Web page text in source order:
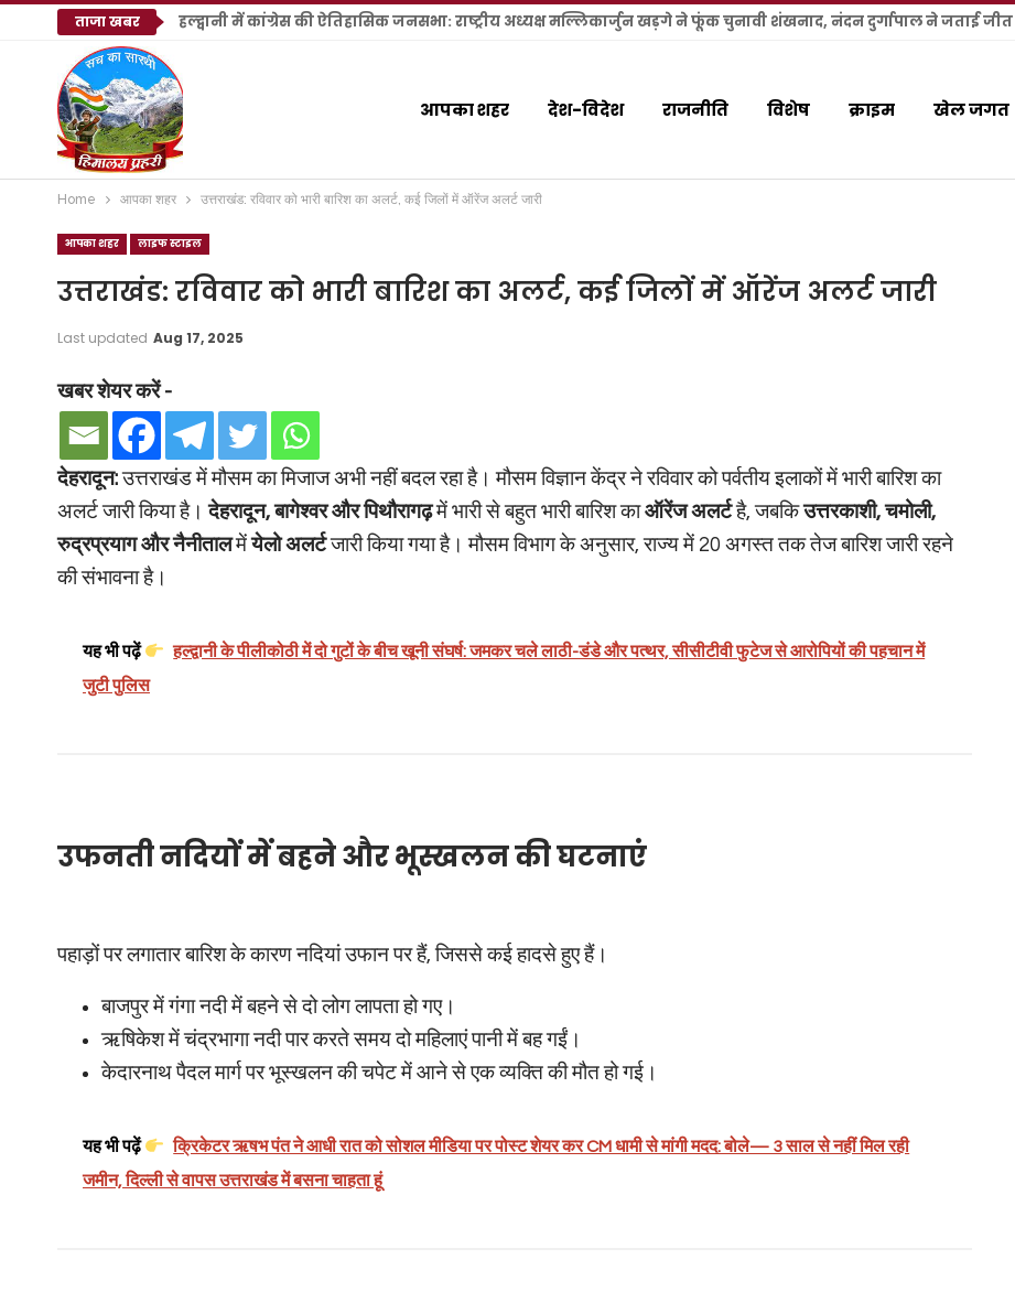
ताजा खबर
आपका शहर देश-विदेश राजनीति विशेष क्राइम खेल जगत
Home आपका शहर उत्तराखंड: रविवार को भारी बारिश का अलर्ट, कई जिलों में ऑरेंज अलर्ट जारी
आपका शहर लाइफ स्टाइल
उत्तराखंड: रविवार को भारी बारिश का अलर्ट, कई जिलों में ऑरेंज अलर्ट जारी
Last updated Aug 17, 2025
खबर शेयर करें -
देहरादून:उत्तराखंड में मौसम का मिजाज अभी नहीं बदल रहा है। मौसम विज्ञान केंद्र ने रविवार को पर्वतीय इलाकों में भारी बारिश का
अलर्ट जारी किया है।देहरादून, बागेश्वर और पिथौरागढ़में भारी से बहुत भारी बारिश काऑरेंज अलर्टहै, जबकिउत्तरकाशी, चमोली,
रुद्रप्रयाग और नैनीतालमेंयेलो अलर्टजारी किया गया है। मौसम विभाग के अनुसार, राज्य में 20 अगस्त तक तेज बारिश जारी रहने
की संभावना है।
यह भी पढ़ें
हल्द्वानी के पीलीकोठी में दो गुटों के बीच खूनी संघर्ष: जमकर चले लाठी-डंडे और पत्थर, सीसीटीवी फुटेज से आरोपियों की पहचान में
जुटी पुलिस
उफनती नदियों में बहने और भूस्खलन की घटनाएं
पहाड़ों पर लगातार बारिश के कारण नदियां उफान पर हैं, जिससे कई हादसे हुए हैं।
बाजपुर में गंगा नदी में बहने से दो लोग लापता हो गए।
ऋषिकेश में चंद्रभागा नदी पार करते समय दो महिलाएं पानी में बह गईं।
केदारनाथ पैदल मार्ग पर भूस्खलन की चपेट में आने से एक व्यक्ति की मौत हो गई।
यह भी पढ़ें
क्रिकेटर ऋषभ पंत ने आधी रात को सोशल मीडिया पर पोस्ट शेयर कर CM धामी से मांगी मदद: बोले— 3 साल से नहीं मिल रही
जमीन, दिल्ली से वापस उत्तराखंड में बसना चाहता हूं